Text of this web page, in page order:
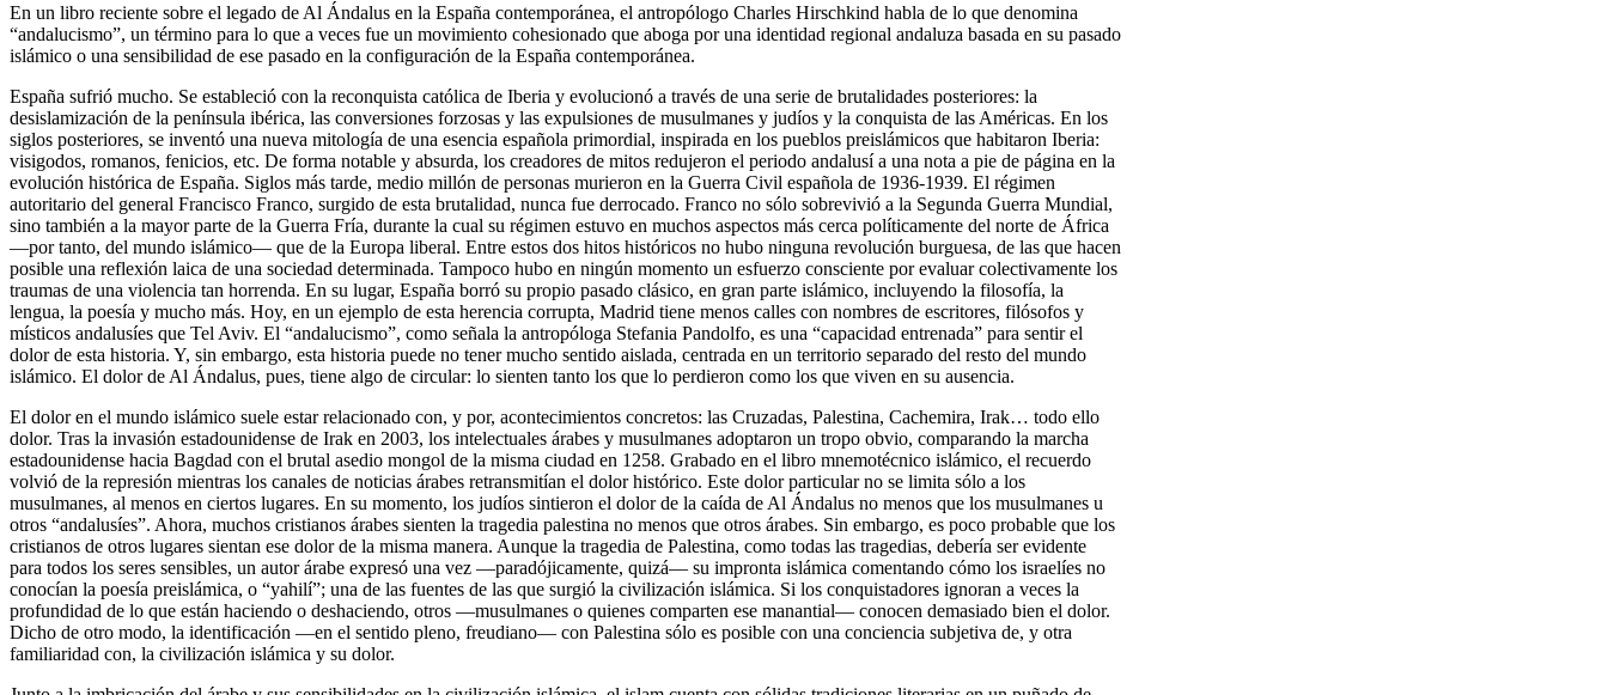
En un libro reciente sobre el legado de Al Ándalus en la España contemporánea, el antropólogo Charles Hirschkind habla de lo que denomina
“andalucismo”, un término para lo que a veces fue un movimiento cohesionado que aboga por una identidad regional andaluza basada en su pasado
islámico o una sensibilidad de ese pasado en la configuración de la España contemporánea.
España sufrió mucho. Se estableció con la reconquista católica de Iberia y evolucionó a través de una serie de brutalidades posteriores: la
desislamización de la península ibérica, las conversiones forzosas y las expulsiones de musulmanes y judíos y la conquista de las Américas. En los
siglos posteriores, se inventó una nueva mitología de una esencia española primordial, inspirada en los pueblos preislámicos que habitaron Iberia:
visigodos, romanos, fenicios, etc. De forma notable y absurda, los creadores de mitos redujeron el periodo andalusí a una nota a pie de página en la
evolución histórica de España. Siglos más tarde, medio millón de personas murieron en la Guerra Civil española de 1936-1939. El régimen
autoritario del general Francisco Franco, surgido de esta brutalidad, nunca fue derrocado. Franco no sólo sobrevivió a la Segunda Guerra Mundial,
sino también a la mayor parte de la Guerra Fría, durante la cual su régimen estuvo en muchos aspectos más cerca políticamente del norte de África
—por tanto, del mundo islámico— que de la Europa liberal. Entre estos dos hitos históricos no hubo ninguna revolución burguesa, de las que hacen
posible una reflexión laica de una sociedad determinada. Tampoco hubo en ningún momento un esfuerzo consciente por evaluar colectivamente los
traumas de una violencia tan horrenda. En su lugar, España borró su propio pasado clásico, en gran parte islámico, incluyendo la filosofía, la
lengua, la poesía y mucho más. Hoy, en un ejemplo de esta herencia corrupta, Madrid tiene menos calles con nombres de escritores, filósofos y
místicos andalusíes que Tel Aviv. El “andalucismo”, como señala la antropóloga Stefania Pandolfo, es una “capacidad entrenada” para sentir el
dolor de esta historia. Y, sin embargo, esta historia puede no tener mucho sentido aislada, centrada en un territorio separado del resto del mundo
islámico. El dolor de Al Ándalus, pues, tiene algo de circular: lo sienten tanto los que lo perdieron como los que viven en su ausencia.
El dolor en el mundo islámico suele estar relacionado con, y por, acontecimientos concretos: las Cruzadas, Palestina, Cachemira, Irak… todo ello
dolor. Tras la invasión estadounidense de Irak en 2003, los intelectuales árabes y musulmanes adoptaron un tropo obvio, comparando la marcha
estadounidense hacia Bagdad con el brutal asedio mongol de la misma ciudad en 1258. Grabado en el libro mnemotécnico islámico, el recuerdo
volvió de la represión mientras los canales de noticias árabes retransmitían el dolor histórico. Este dolor particular no se limita sólo a los
musulmanes, al menos en ciertos lugares. En su momento, los judíos sintieron el dolor de la caída de Al Ándalus no menos que los musulmanes u
otros “andalusíes”. Ahora, muchos cristianos árabes sienten la tragedia palestina no menos que otros árabes. Sin embargo, es poco probable que los
cristianos de otros lugares sientan ese dolor de la misma manera. Aunque la tragedia de Palestina, como todas las tragedias, debería ser evidente
para todos los seres sensibles, un autor árabe expresó una vez —paradójicamente, quizá— su impronta islámica comentando cómo los israelíes no
conocían la poesía preislámica, o “yahilí”; una de las fuentes de las que surgió la civilización islámica. Si los conquistadores ignoran a veces la
profundidad de lo que están haciendo o deshaciendo, otros —musulmanes o quienes comparten ese manantial— conocen demasiado bien el dolor.
Dicho de otro modo, la identificación —en el sentido pleno, freudiano— con Palestina sólo es posible con una conciencia subjetiva de, y otra
familiaridad con, la civilización islámica y su dolor.